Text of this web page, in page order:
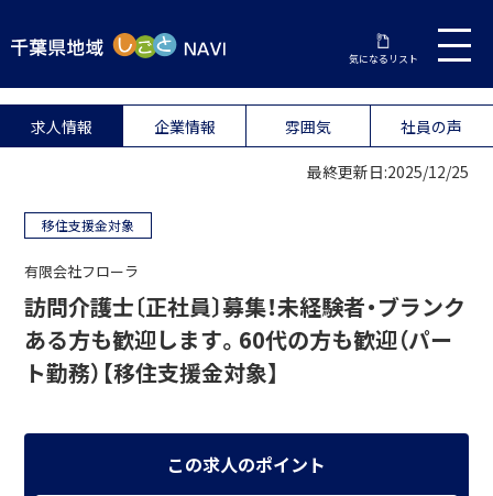
気になるリスト
求人情報 企業情報 雰囲気 社員の声
最終更新日:2025/12/25
移住支援金対象
有限会社フローラ
訪問介護士〔正社員〕募集！未経験者・ブランク
ある方も歓迎します。60代の方も歓迎（パー
ト勤務）【移住支援金対象】
この求人のポイント